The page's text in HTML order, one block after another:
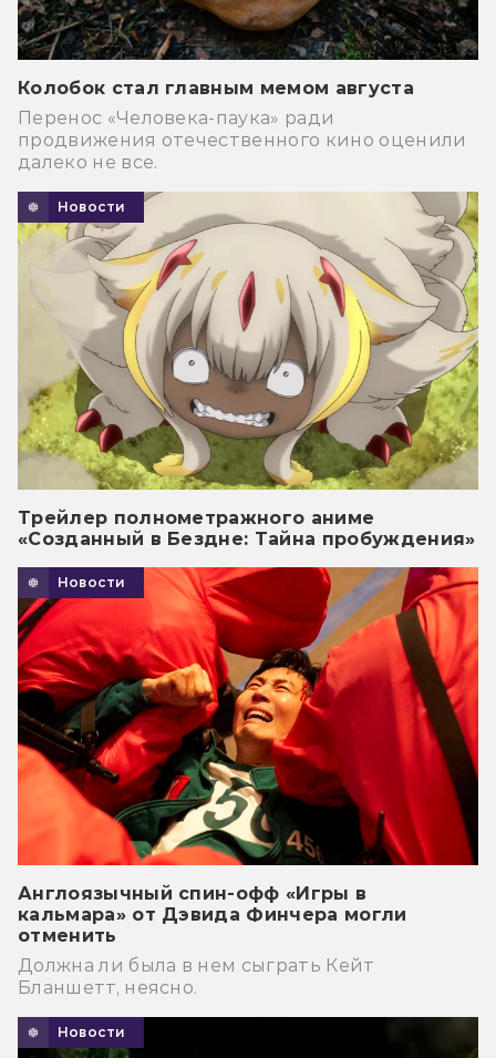
Колобок стал главным мемом августа
Перенос «Человека-паука» ради
продвижения отечественного кино оценили
далеко не все.
Новости
Трейлер полнометражного аниме
«Созданный в Бездне: Тайна пробуждения»
Новости
Англоязычный спин-офф «Игры в
кальмара» от Дэвида Финчера могли
отменить
Должна ли была в нем сыграть Кейт
Бланшетт, неясно.
Новости